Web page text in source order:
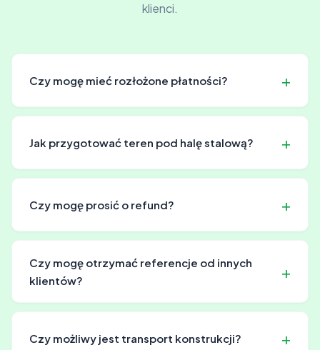
klienci.
Czy mogę mieć rozłożone płatności?
Tak, oferujemy elastyczne opcje finansowania.
przy składaniu zamówienia.
Jak przygotować teren pod halę stalową?
Przygotowanie terenu jest kluczowe dla stabilności hali.
podłoże.
Czy mogę prosić o refund?
Refund jest możliwy w ramach gwarancji za wady
wynegocjować.
Czy mogę otrzymać referencje od innych
klientów?
Tak, chętnie poznajomie Cię z naszymi
swoimi doświadczeniami.
Czy możliwy jest transport konstrukcji?